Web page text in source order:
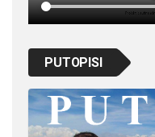
PUTOPISI